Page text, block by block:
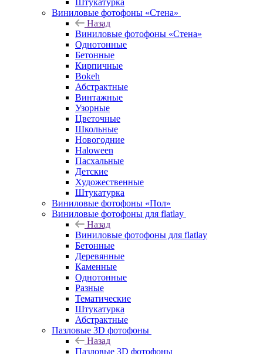
Виниловые фотофоны «Стена»
Назад
Виниловые фотофоны «Стена»
Однотонные
Бетонные
Кирпичные
Bokeh
Абстрактные
Винтажные
Узорные
Цветочные
Школьные
Новогодние
Haloween
Пасхальные
Детские
Художественные
Штукатурка
Виниловые фотофоны «Пол»
Виниловые фотофоны для flatlay
Назад
Виниловые фотофоны для flatlay
Бетонные
Деревянные
Каменные
Однотонные
Разные
Тематические
Штукатурка
Абстрактные
Пазловые 3D фотофоны
Назад
Пазловые 3D фотофоны